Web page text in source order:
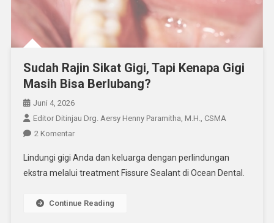
Sudah Rajin Sikat Gigi, Tapi Kenapa Gigi
Masih Bisa Berlubang?
Juni 4, 2026
Editor Ditinjau Drg. Aersy Henny Paramitha, M.H., CSMA
2 KomentarPada
Rajin
Sikat
Tapi
Lindungi gigi Anda dan keluarga dengan perlindungan
ekstra melalui treatment Fissure Sealant di Ocean Dental.
Continue Reading